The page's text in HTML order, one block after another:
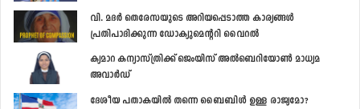
വി. മദര്‍ തെരേസയുടെ അറിയപ്പെടാത്ത കാര്യങ്ങള്‍
പ്രതിപാദിക്കുന്ന ഡോക്യുമെന്‍ററി വൈറല്‍
ക്യമാറ കന്യാസ്ത്രിക്ക് ജെംയിസ് അല്‍ബെറിയോണ്‍ മാധ്യമ
അവാര്‍ഡ്
ദേശീയ പതാകയില്‍ തന്നെ ബൈബിള്‍ ഉള്ള രാജ്യമോ?